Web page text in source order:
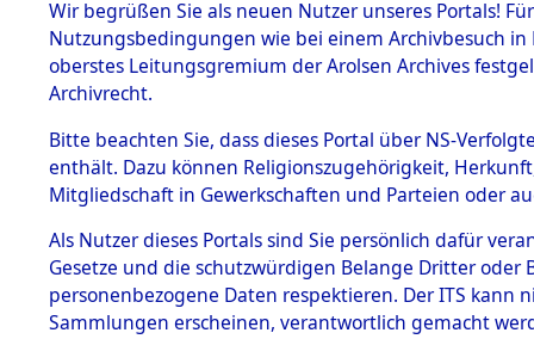
BESTÄNDE
1.
mente
5. Verschiedenes
5.3
Todesmärsche
Fronberg.
0008
Wir begrüßen Sie als neuen Nutzer unseres Portals!
Nutzungsbedingungen wie bei einem Archivbesuch
oberstes Leitungsgremium der Arolsen Archives
Archivrecht.
Bitte beachten Sie, dass dieses Portal über NS-
enthält. Dazu können Religionszugehörigkeit,
Mitgliedschaft in Gewerkschaften und Parteien oder
Als Nutzer dieses Portals sind Sie persönlich dafür
Gesetze und die schutzwürdigen Belange Dritter
personenbezogene Daten respektieren. Der ITS
Sammlungen erscheinen, verantwortlich gemacht